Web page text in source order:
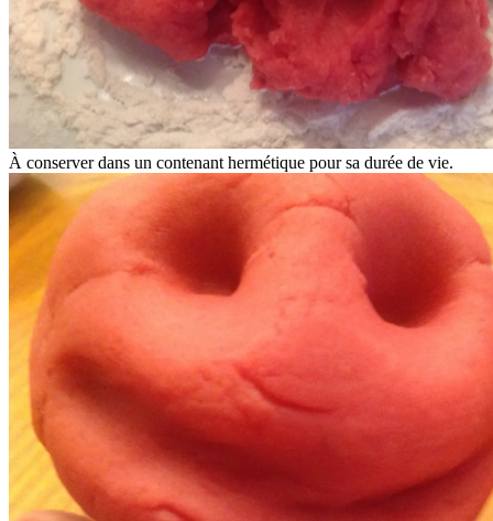
À conserver dans un contenant hermétique pour sa durée de vie.